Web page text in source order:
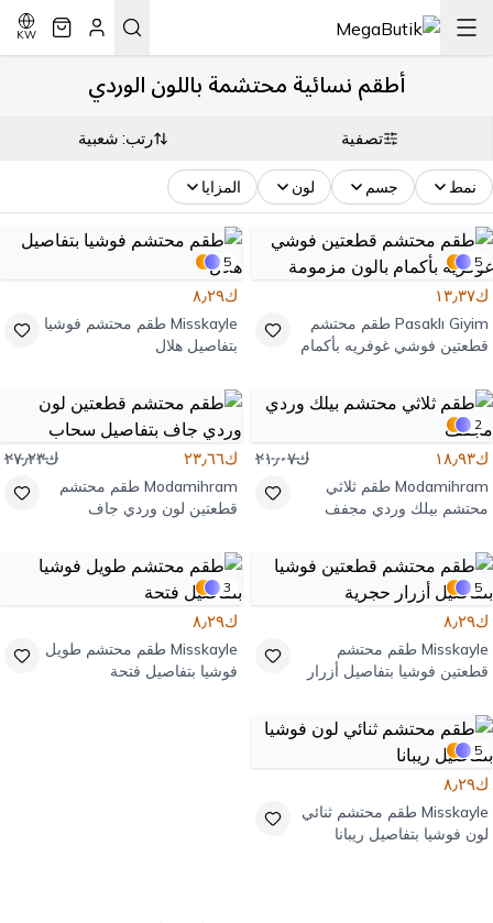
KW
أطقم نسائية محتشمة باللون الوردي
تصفية رتب: شعبية
نمط جسم لون المزايا
5
ك١٣٫٣٧
Pasaklı Giyim طقم محتشم
قطعتين فوشي غوفريه بأكمام
5
ك٨٫٢٩
Misskayle طقم محتشم فوشيا
بتفاصيل هلال
2
ك١٨٫٩٣ ك٢١٫٠٧
Modamihram طقم ثلاثي
محتشم بيلك وردي مجفف
ك٢٣٫٦٦ ك٢٧٫٢٣
Modamihram طقم محتشم
قطعتين لون وردي جاف
5
ك٨٫٢٩
Misskayle طقم محتشم
قطعتين فوشيا بتفاصيل أزرار
3
ك٨٫٢٩
Misskayle طقم محتشم طويل
فوشيا بتفاصيل فتحة
5
ك٨٫٢٩
Misskayle طقم محتشم ثنائي
لون فوشيا بتفاصيل ريبانا